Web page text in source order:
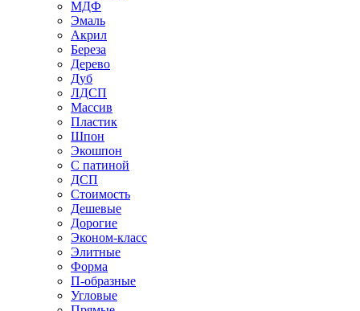
МДФ
Эмаль
Акрил
Береза
Дерево
Дуб
ЛДСП
Массив
Пластик
Шпон
Экошпон
С патиной
ДСП
Стоимость
Дешевые
Дорогие
Эконом-класс
Элитные
Форма
П-образные
Угловые